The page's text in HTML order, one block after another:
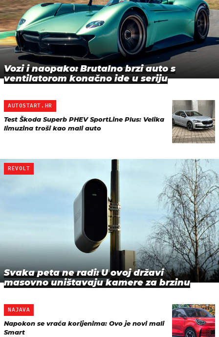
Vozi i naopako: Brutalno brzi auto s
ventilatorom konačno ide u seriju
AUTOSTART.HR
Test Škoda Superb PHEV SportLine Plus: Velika
limuzina troši kao mali auto
REVOLT
Svaka peta ne radi: U ovoj državi
masovno uništavaju kamere za brzinu
NAJAVA
Napokon se vraća korijenima: Ovo je novi mali
Smart